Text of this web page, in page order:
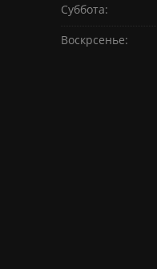
Суббота:
Воскрсенье: